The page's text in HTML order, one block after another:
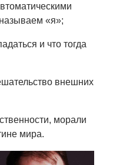
«я»;
и что тогда
внешних
морали
мира.